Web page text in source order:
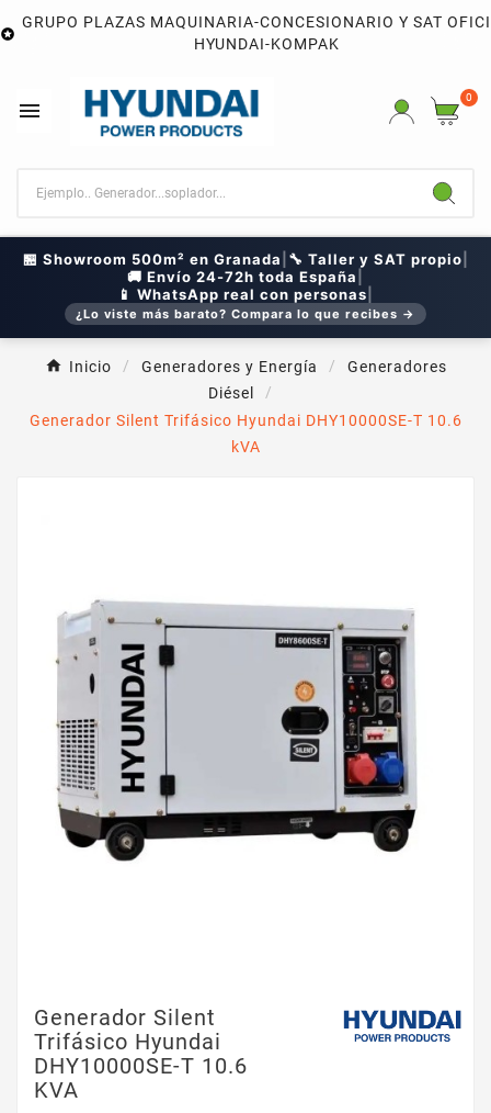

GRUPO PLAZAS MAQUINARIA-CONCESIONARIO Y SAT
HYUNDAI-KOMPAK

0
🏪 Showroom 500m² en Granada 🔧 Taller y SAT propio
🚚 Envío 24-72h toda España
📱 WhatsApp real con personas
¿Lo viste más barato? Compara lo que recibes →
Inicio Generadores y Energía
Generadores
Diésel
Generador Silent Trifásico Hyundai DHY10000SE-T 10.6
kVA
Generador Silent
Trifásico Hyundai
DHY10000SE-T 10.6
KVA